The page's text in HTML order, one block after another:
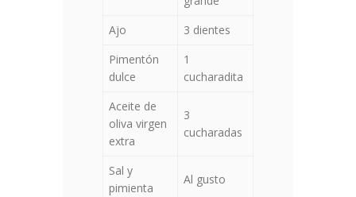
Ajo
3 dientes
Pimentón
dulce
1
cucharadita
Aceite de
oliva virgen
extra
3
cucharadas
Sal y
pimienta
Al gusto